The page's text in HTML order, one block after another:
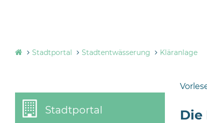
Stadtportal Stadtentwässerung Kläranlage
Stadtportal Die